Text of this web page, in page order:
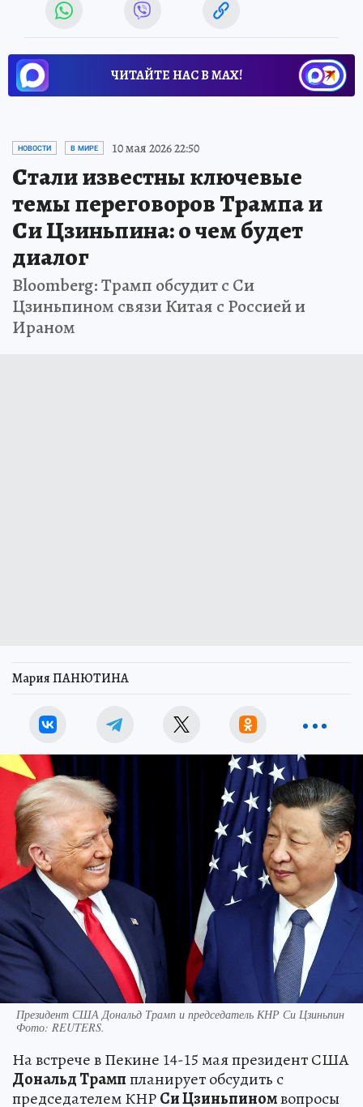
ЧИТАЙТЕ НАС В МАХ!
НОВОСТИ В МИРЕ 10 мая 2026 22:50
Стали известны ключевые
темы переговоров Трампа и
Си Цзиньпина: о чем будет
диалог
Bloomberg: Трамп обсудит с Си
Цзиньпином связи Китая с Россией и
Ираном
Мария ПАНЮТИНА
Президент США Дональд Трамп и председатель КНР Си Цзиньпин
Фото: REUTERS.
На встрече в Пекине 14-15 мая президент США
Дональд Трамппланирует обсудить с
председателем КНРСи Цзиньпиномвопросы